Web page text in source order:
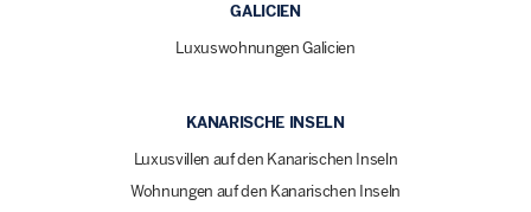
GALICIEN
Luxuswohnungen Galicien
KANARISCHE INSELN
Luxusvillen auf den Kanarischen Inseln
Wohnungen auf den Kanarischen Inseln